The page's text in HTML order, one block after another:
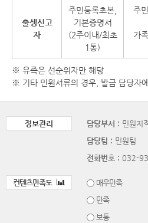
출생신고
자
주민등록초본,
기본증명서
(2주이내/최초
1통)
주
가
※ 유족은 선순위자만 해당
※ 기타 민원서류의 경우, 발급 담당자
정보관리 담당부서 : 민원지
담당팀 : 민원팀
전화번호 : 032-
컨텐츠만족도
매우만족
만족
보통